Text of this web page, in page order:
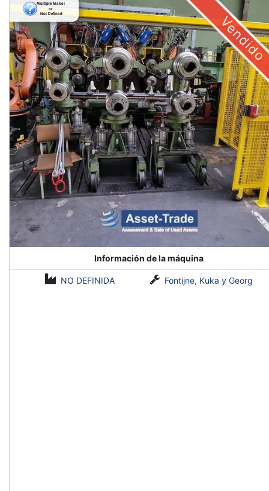
Vendido
Información de la máquina
NO DEFINIDA Fontijne, Kuka y Georg